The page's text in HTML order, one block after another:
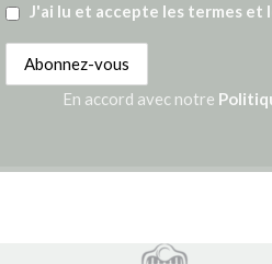
J'ai lu et accepte les termes et
En accord avec notre